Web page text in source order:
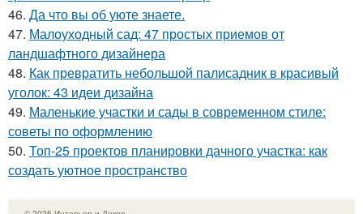
46. Да что вы об уюте знаете.
47. Малоуходный сад: 47 простых приемов от
ландшафтного дизайнера
48. Как превратить небольшой палисадник в красивый
уголок: 43 идеи дизайна
49. Маленькие участки и сады в современном стиле:
советы по оформлению
50. Топ-25 проектов планировки дачного участка: как
создать уютное пространство